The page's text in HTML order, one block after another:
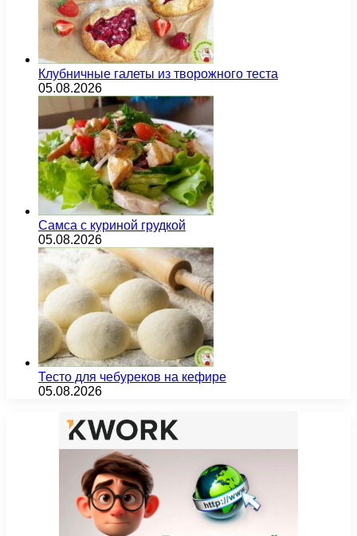
Клубничные галеты из творожного теста
05.08.2026
Самса с куриной грудкой
05.08.2026
Тесто для чебуреков на кефире
05.08.2026